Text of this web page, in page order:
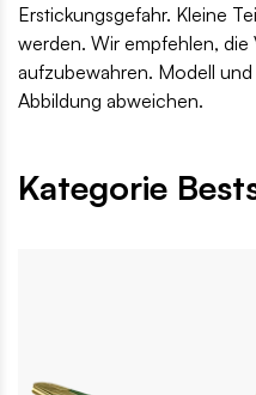
Erstickungsgefahr. Kleine
werden. Wir empfehlen, die
aufzubewahren. Modell
Abbildung abweichen.
Kategorie